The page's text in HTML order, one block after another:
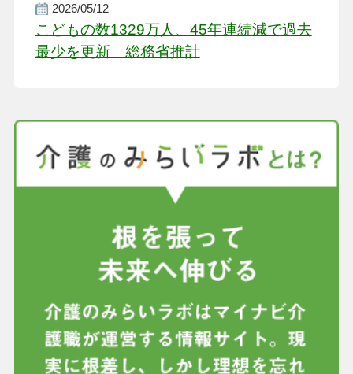
2026/05/12
こどもの数1329万人、45年連続減で過去
最少を更新 総務省推計